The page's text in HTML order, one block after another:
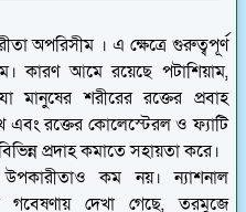
অপরিসীম । এ ক্ষেত্রে গুরুত্বপূর্ণ
কারণ আমে রয়েছে পটাশিয়াম,
মানুষের শরীরের রক্তের প্রবাহ
রক্তের কোলেস্টেরল ও ফ্যাটি
প্রদাহ কমাতে সহায়তা করে।
কম নয়। ন্যাশনাল
দেখা গেছে, তরমুজে